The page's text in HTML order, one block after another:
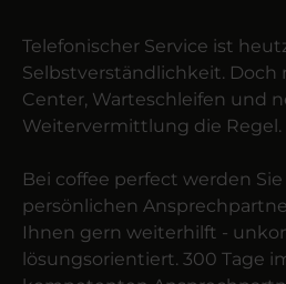
Telefonischer Service ist
Selbstverständlichkeit. Doch
Center, Warteschleifen und
Weitervermittlung die Regel.
Bei coffee perfect werden
persönlichen
Ihnen gern weiterhilft -
lösungsorientiert. 300 Tage